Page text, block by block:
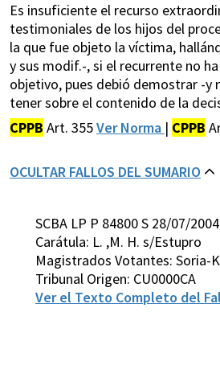
Es insuficiente el recurso
testimoniales de los hijos del
la que fue objeto la víctima,
y sus modif.-, si el recurrente no
objetivo, pues debió demostrar -y
tener sobre el contenido de la
CPPB Art. 355Ver Norma | CPPB
OCULTAR FALLOS DEL SUMARIO
SCBA LP P 84800 S 28/07/
Carátula: L. ,M. H. s/Estupro
Magistrados Votantes:
Tribunal Origen: CU0000CA
Ver el Texto Completo del